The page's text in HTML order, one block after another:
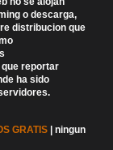
o descarga,
distribucion que
reportar
ha sido
GRATIS | ningun